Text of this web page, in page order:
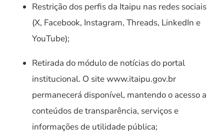
Restrição dos perfis da Itaipu nas redes sociais
(X, Facebook, Instagram, Threads, LinkedIn e
YouTube);
Retirada do módulo de notícias do portal
institucional. O site www.itaipu.gov.br
permanecerá disponível, mantendo o acesso a
conteúdos de transparência, serviços e
informações de utilidade pública;